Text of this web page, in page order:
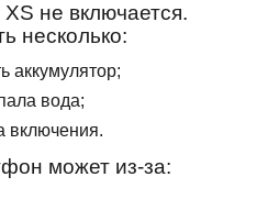
не включается.
несколько:
аккумулятор;
вода;
включения.
может из-за: